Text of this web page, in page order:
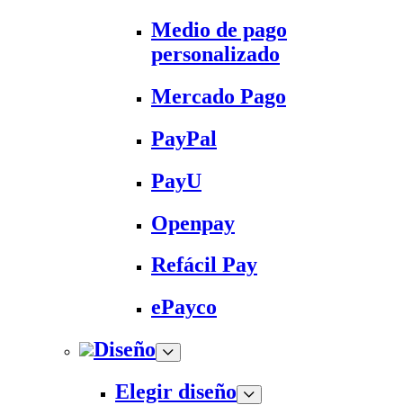
Medio de pago
personalizado
Mercado Pago
PayPal
PayU
Openpay
Refácil Pay
ePayco
Diseño
Elegir diseño